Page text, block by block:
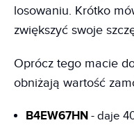
losowaniu. Krótko
zwiększyć swoje
Oprócz tego macie
obniżają wartość
B4EW67HN - daje